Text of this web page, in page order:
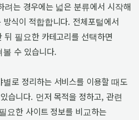
려는 경우에는 넓은 분류에서 시작해
방식이 적합합니다. 전체포털에서
뒤 필요한 카테고리를 선택하면
볼 수 있습니다.
로 정리하는 서비스를 이용할 때도
습니다. 먼저 목적을 정하고, 관련
요한 사이트 정보를 비교하는